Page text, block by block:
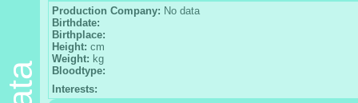
Production Company: No data
Birthdate:
Birthplace:
Height: cm
Weight: kg
Bloodtype:
Interests: